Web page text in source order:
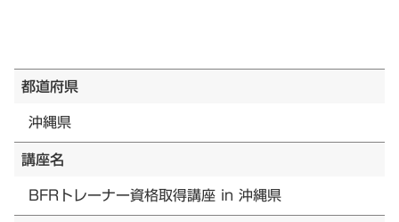
都道府県
沖縄県
講座名
BFRトレーナー資格取得講座 in 沖縄県